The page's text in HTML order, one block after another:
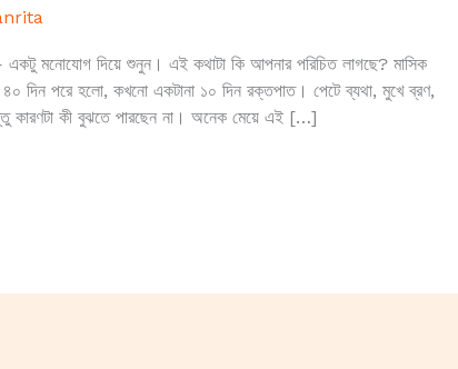
মনোযোগ দিয়ে শুনুন। এই কথাটা কি আপনার পরিচিত লাগছে? মাসিক
দিন পরে হলো, কখনো একটানা ১০ দিন রক্তপাত। পেটে ব্যথা, মুখে ব্রণ,
কী বুঝতে পারছেন না। অনেক মেয়ে এই […]